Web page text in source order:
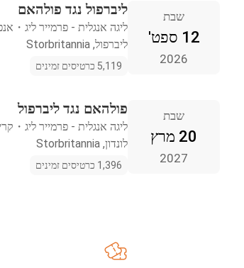
שבת
12 ספט'
2026
ליברפול נגד פולהאם
ליגה אנגלית - פרמייר ליג ・
ליברפול, Storbritannia
5,119 כרטיסים זמינים
שבת
20 מרץ
2027
פולהאם נגד ליברפול
ליגה אנגלית - פרמייר ליג ・
לונדון, Storbritannia
1,396 כרטיסים זמינים